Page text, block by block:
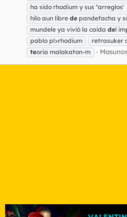
ha sido rhodium y sus ''arreglos'
hilo aun libre de pandefacha y
mundele ya vivió la caida del
pablo pl>rhodium
retrasuker
teoria malakaton-m